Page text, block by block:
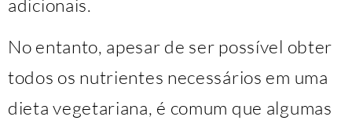
adicionais.
No entanto, apesar de ser possível obter
todos os nutrientes necessários em uma
dieta vegetariana, é comum que algumas